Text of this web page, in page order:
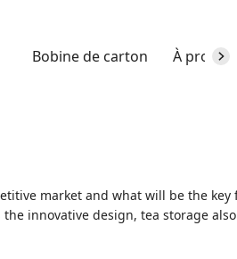
Bobine de carton À propos
market and what will be the
innovative design, tea storage